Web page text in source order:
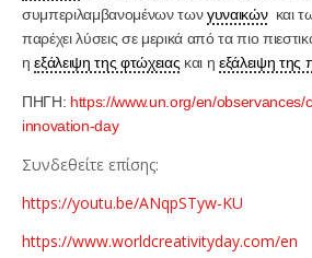
συμπεριλαμβανομένων τωνγυναικώνκαι
παρέχει λύσεις σε μερικά από τα πιο
ηεξάλειψη της φτώχειας και ηεξάλειψη της
ΠΗΓΗ: https://www.un.org/en/observances/
innovation-day
Συνδεθείτε επίσης:
https://youtu.be/ANqpSTyw-KU
https://www.worldcreativityday.com/en